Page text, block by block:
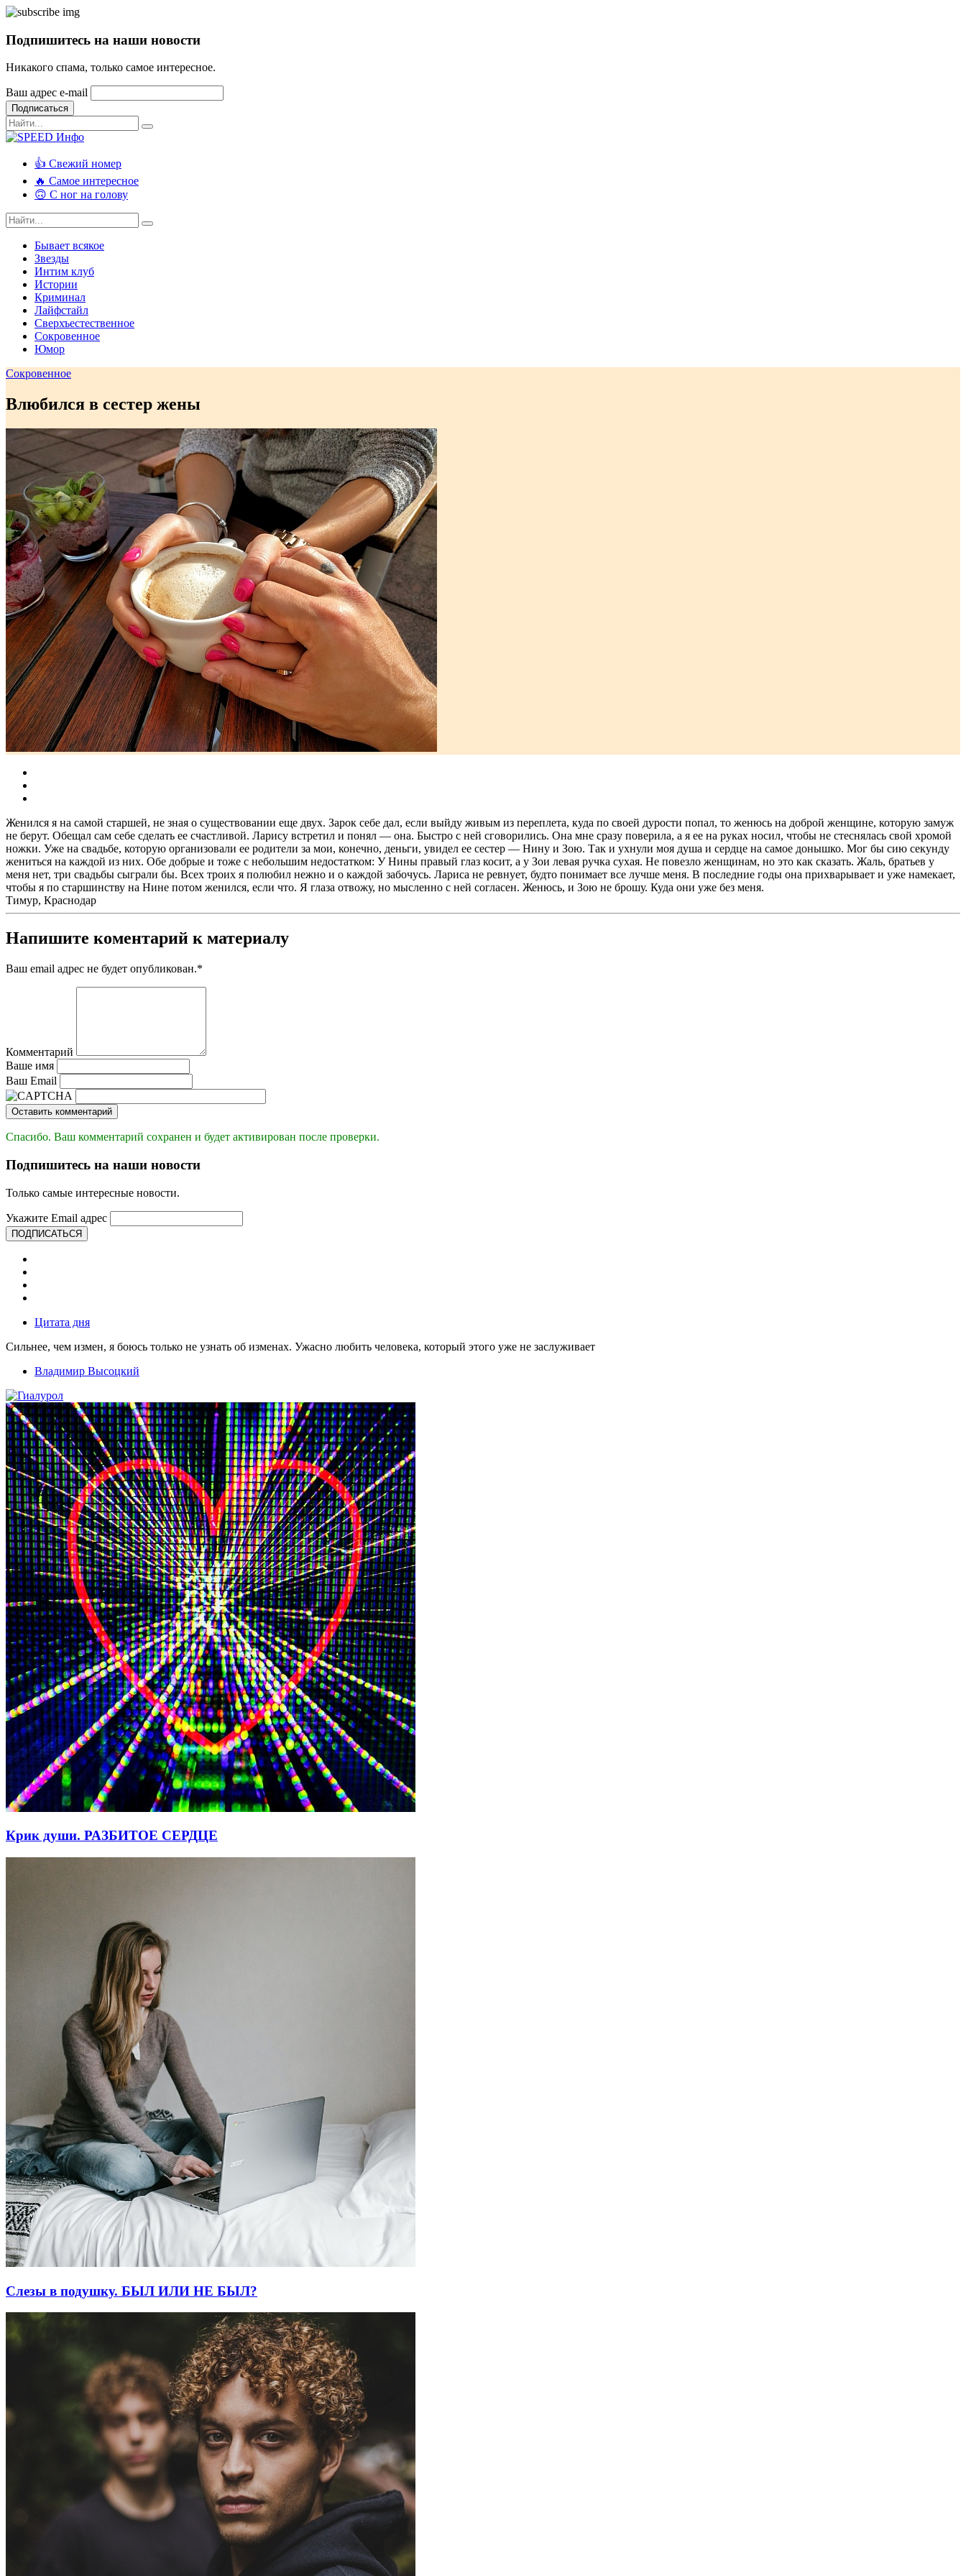
Подпишитесь на наши новости
Никакого спама, только самое интересное.
Ваш адрес e-mail
Подписаться
👍 Свежий номер
🔥 Самое интересное
🙃 С ног на голову
Бывает всякое
Звезды
Интим клуб
Истории
Криминал
Лайфстайл
Сверхъестественное
Сокровенное
Юмор
Сокровенное
Влюбился в сестер жены
Женился я на самой старшей, не зная о существовании еще двух. Зарок себе дал, если выйду живым из переплета, куда по своей дурости попал, то женюсь на доброй женщине, которую замуж
не берут. Обещал сам себе сделать ее счастливой. Ларису встретил и понял — она. Быстро с ней сговорились. Она мне сразу поверила, а я ее на руках носил, чтобы не стеснялась свой хромой
ножки. Уже на свадьбе, которую организовали ее родители за мои, конечно, деньги, увидел ее сестер — Нину и Зою. Так и ухнули моя душа и сердце на самое донышко. Мог бы сию секунду
жениться на каждой из них. Обе добрые и тоже с небольшим недостатком: У Нины правый глаз косит, а у Зои левая ручка сухая. Не повезло женщинам, но это как сказать. Жаль, братьев у
меня нет, три свадьбы сыграли бы. Всех троих я полюбил нежно и о каждой забочусь. Лариса не ревнует, будто понимает все лучше меня. В последние годы она прихварывает и уже намекает,
чтобы я по старшинству на Нине потом женился, если что. Я глаза отвожу, но мысленно с ней согласен. Женюсь, и Зою не брошу. Куда они уже без меня.
Тимур, Краснодар
Напишите коментарий к материалу
Ваш email адрес не будет опубликован.*
Комментарий
Ваше имя
Ваш Email
Оставить комментарий
Спасибо. Ваш комментарий сохранен и будет активирован после проверки.
Подпишитесь на наши новости
Только самые интересные новости.
Укажите Email адрес
ПОДПИСАТЬСЯ
Цитата дня
Сильнее, чем измен, я боюсь только не узнать об изменах. Ужасно любить человека, который этого уже не заслуживает
Владимир Высоцкий
Крик души. РАЗБИТОЕ СЕРДЦЕ
Слезы в подушку. БЫЛ ИЛИ НЕ БЫЛ?